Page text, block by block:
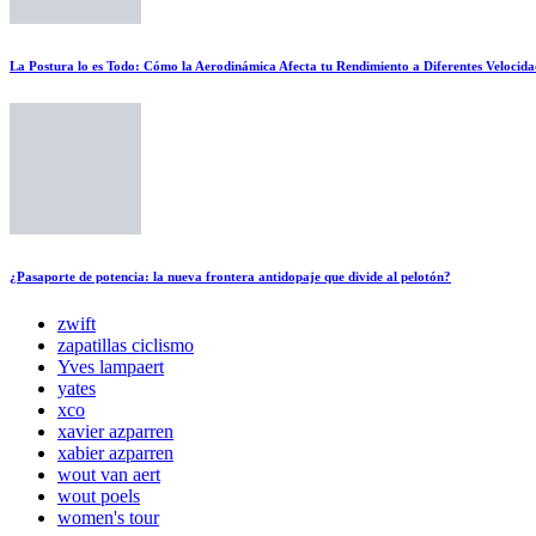
La Postura lo es Todo: Cómo la Aerodinámica Afecta tu Rendimiento a Diferentes
¿Pasaporte de potencia: la nueva frontera antidopaje que divide al pelotón?
zwift
zapatillas ciclismo
Yves lampaert
yates
xco
xavier azparren
xabier azparren
wout van aert
wout poels
women's tour